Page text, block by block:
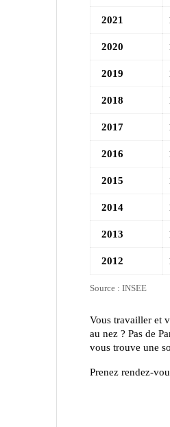
2021
2020
2019
2018
2017
2016
2015
2014
2013
2012
Source : INSEE
Vous travailler et
au nez ? Pas de
vous trouve une
Prenez rendez-